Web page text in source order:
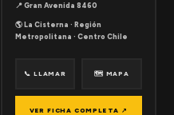
📍 Gran Avenida 8460
🌎 La Cisterna · Región
Metropolitana · Centro Chile
📞 LLAMAR 🗺 MAPA
VER FICHA COMPLETA ↗